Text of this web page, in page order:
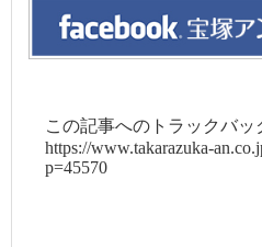
この記事へのトラックバッ
https://www.takarazuka-
p=45570